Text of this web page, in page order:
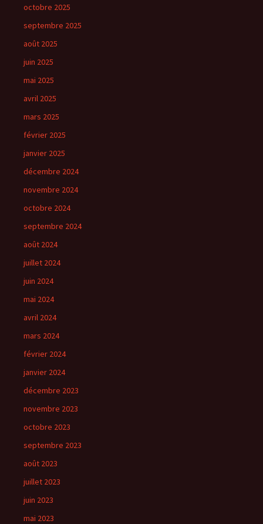
octobre 2025
septembre 2025
août 2025
juin 2025
mai 2025
avril 2025
mars 2025
février 2025
janvier 2025
décembre 2024
novembre 2024
octobre 2024
septembre 2024
août 2024
juillet 2024
juin 2024
mai 2024
avril 2024
mars 2024
février 2024
janvier 2024
décembre 2023
novembre 2023
octobre 2023
septembre 2023
août 2023
juillet 2023
juin 2023
mai 2023